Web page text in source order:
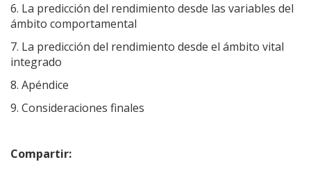
6. La predicción del rendimiento desde las variables del
ámbito comportamental
7. La predicción del rendimiento desde el ámbito vital
integrado
8. Apéndice
9. Consideraciones finales
Compartir: